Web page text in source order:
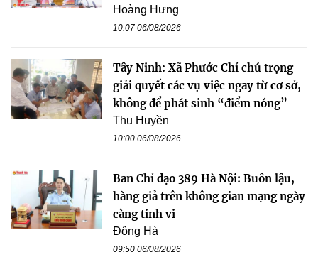
Hoàng Hưng
10:07 06/08/2026
Tây Ninh: Xã Phước Chỉ chú trọng
giải quyết các vụ việc ngay từ cơ sở,
không để phát sinh “điểm nóng”
Thu Huyền
10:00 06/08/2026
Ban Chỉ đạo 389 Hà Nội: Buôn lậu,
hàng giả trên không gian mạng ngày
càng tinh vi
Đông Hà
09:50 06/08/2026